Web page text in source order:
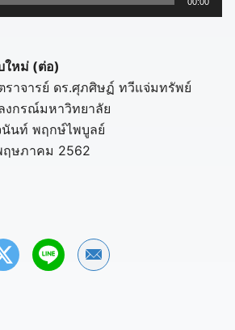
ใหม่ (ต่อ)
ราจารย์ ดร.ศุภศิษฏ์ ทวีแจ่มทรัพย์
กรณ์มหาวิทยาลัย
นท์ พฤกษ์ไพบูลย์
ฤษภาคม 2562
Share by Email